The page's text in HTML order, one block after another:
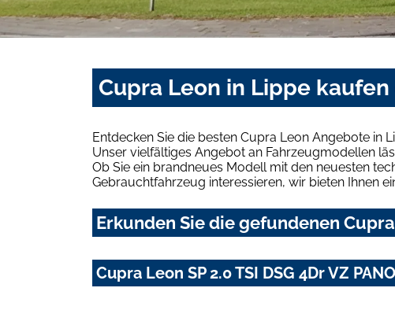
Cupra Leon in Lippe
Entdecken Sie die besten Cupra Leon Angebote in
Unser vielfältiges Angebot an Fahrzeugmodellen
Ob Sie ein brandneues Modell mit den neuesten
Gebrauchtfahrzeug interessieren, wir bieten Ihnen
Erkunden Sie die gefundenen
Cupra Leon SP 2.0 TSI DSG 4Dr VZ